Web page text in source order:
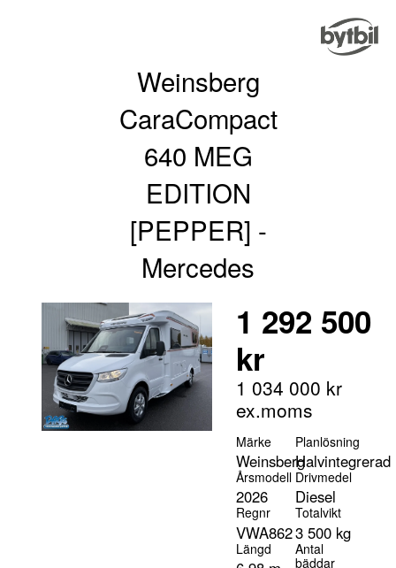
Weinsberg
CaraCompact
640 MEG
EDITION
[PEPPER] -
Mercedes
1 292 500
kr
1 034 000 kr
ex.moms
Märke
Weinsberg
Planlösning
Halvintegrerad
Årsmodell
2026
Drivmedel
Diesel
Regnr
VWA862
Totalvikt
3 500 kg
Längd
Antal
bäddar